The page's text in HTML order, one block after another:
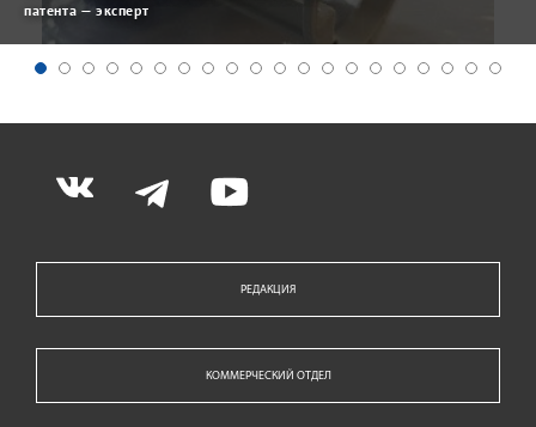
патента — эксперт
РЕДАКЦИЯ
КОММЕРЧЕСКИЙ ОТДЕЛ